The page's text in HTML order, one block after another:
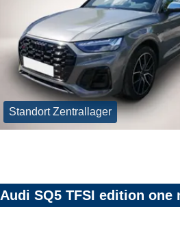
Standort Zentrallager
Audi SQ5 TFSI edition one